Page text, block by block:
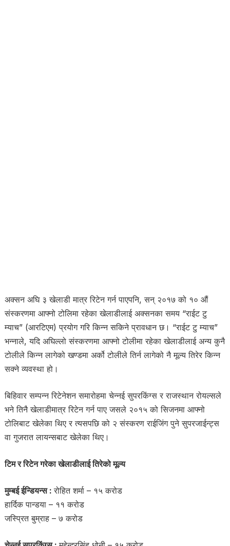
अक्सन अघि ३ खेलाडी मात्र रिटेन गर्न पाएपनि, सन् २०१७ को १० औं
संस्करणमा आफ्नो टोलिमा रहेका खेलाडीलाई अक्सनका समय “राईट टु
म्याच” (आरटिएम) प्रयोग गरि किन्न सकिने प्रावधान छ। “राईट टु म्याच”
भन्नाले, यदि अघिल्लो संस्करणमा आफ्नो टोलीमा रहेका खेलाडीलाई अन्य कुनै
टोलीले किन्न लागेको खण्डमा अर्को टोलीले तिर्न लागेको नै मूल्य तिरेर किन्न
सक्ने व्यवस्था हो।
बिहिवार सम्पन्न रिटेनेशन समारोहमा चेन्नई सुपरकिंग्स र राजस्थान रोयल्सले
भने तिनै खेलाडीमात्र रिटेन गर्न पाए जसले २०१५ को सिजनमा आफ्नो
टोलिबाट खेलेका थिए र त्यसपछि को २ संस्करण राईजिंग पुने सुपरजाईन्ट्स
वा गुजरात लायन्सबाट खेलेका थिए।
टिम र रिटेन गरेका खेलाडीलाई तिरेको मूल्य
मुम्बई ईन्डियन्स :रोहित शर्मा – १५ करोड
हार्दिक पान्डया – ११ करोड
जस्प्रित बुम्राह – ७ करोड